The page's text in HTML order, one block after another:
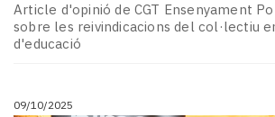
Article d'opinió de CGT Ensenyament
sobre les reivindicacions del col·lectiu
d'educació
09/10/2025